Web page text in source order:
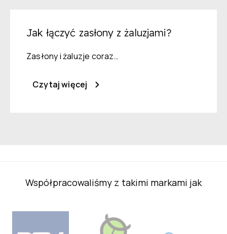
Jak łączyć zasłony z żaluzjami?
Zasłony i żaluzje coraz…
Czytaj więcej
Współpracowaliśmy z takimi markami jak